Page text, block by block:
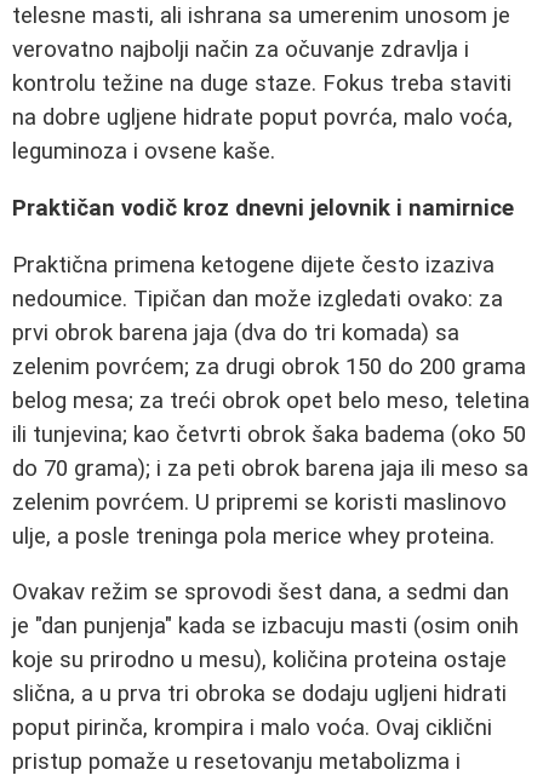
telesne masti, ali ishrana sa umerenim unosom je
verovatno najbolji način za očuvanje zdravlja i
kontrolu težine na duge staze. Fokus treba staviti
na dobre ugljene hidrate poput povrća, malo voća,
leguminoza i ovsene kaše.
Praktičan vodič kroz dnevni jelovnik i namirnice
Praktična primena ketogene dijete često izaziva
nedoumice. Tipičan dan može izgledati ovako: za
prvi obrok barena jaja (dva do tri komada) sa
zelenim povrćem; za drugi obrok 150 do 200 grama
belog mesa; za treći obrok opet belo meso, teletina
ili tunjevina; kao četvrti obrok šaka badema (oko 50
do 70 grama); i za peti obrok barena jaja ili meso sa
zelenim povrćem. U pripremi se koristi maslinovo
ulje, a posle treninga pola merice whey proteina.
Ovakav režim se sprovodi šest dana, a sedmi dan
je "dan punjenja" kada se izbacuju masti (osim onih
koje su prirodno u mesu), količina proteina ostaje
slična, a u prva tri obroka se dodaju ugljeni hidrati
poput pirinča, krompira i malo voća. Ovaj ciklični
pristup pomaže u resetovanju metabolizma i